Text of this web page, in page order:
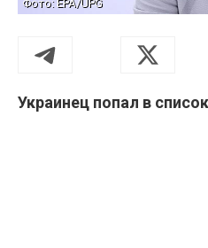
Фото: EPA/UPG
Украинец попал в